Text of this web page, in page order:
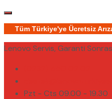
Tüm Türkiye'ye Ücretsiz
Lenovo Servis, Garanti
Pzt - Cts 09.00 - 19.30